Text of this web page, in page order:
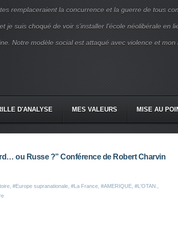
remplaceraient la concurrence et la guerre de tous
je suis choqué de voir s’installer l’école néolibérale en
Notre modèle social est attaqué avec violence et
D'ANALYSE MES VALEURS MISE AU
ou Russe ?” Conférence de Robert Charvin
#Europe supranationale #La France #AMERIQUE #L'OTAN.